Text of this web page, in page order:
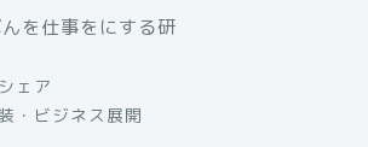
を仕事をにする研
ェア
・ビジネス展開